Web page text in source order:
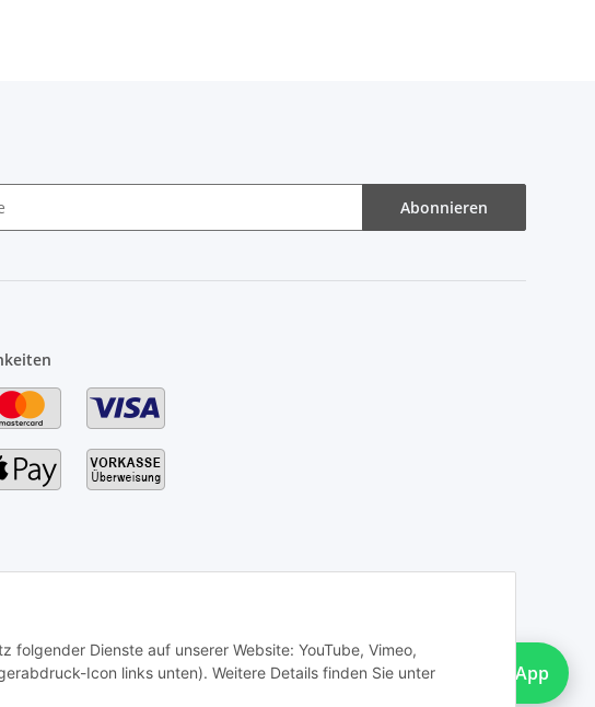
folgender Dienste auf unserer Website: YouTube, Vimeo,
Icon links unten). Weitere Details finden Sie unter
Abonnieren
WhatsApp